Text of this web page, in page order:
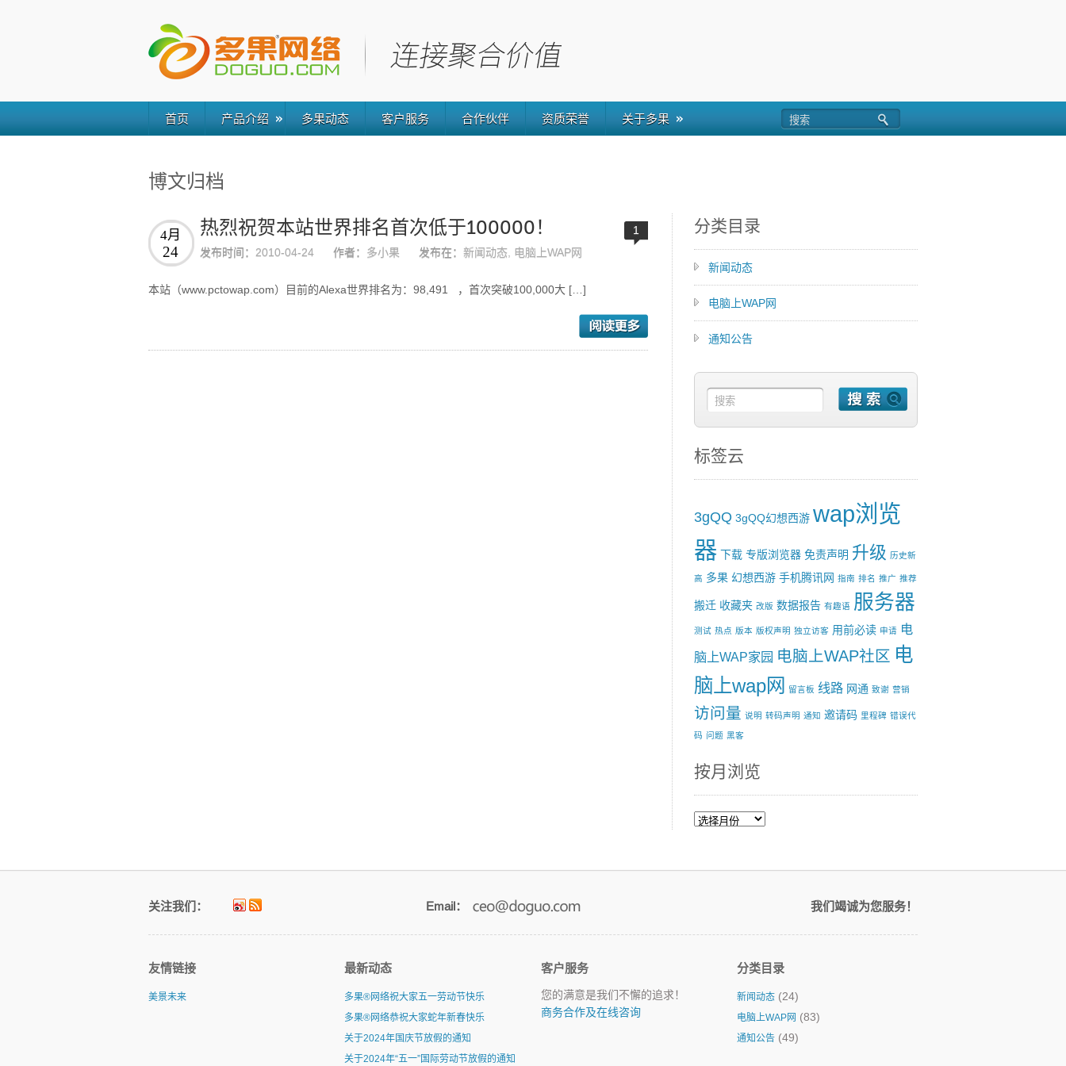
首页 产品介绍 多果动态 客户服务 合作伙伴 资质荣誉 关于多果
博文归档
热烈祝贺本站世界排名首次低于100000！
4月
24 发布时间： 2010-04-24 作者： 多小果 发布在： 新闻动态 电脑上WAP网
1
本站（www.pctowap.com）目前的Alexa世界排名为：98,491 ，首次突破100,000大 […]
分类目录
新闻动态
电脑上WAP网
通知公告
标签云
3gQQ 3gQQ幻想西游 wap浏览
器 下载 专版浏览器 免责声明 升级 历史新
高 多果 幻想西游 手机腾讯网 指南 排名 推广 推荐
搬迁 收藏夹 改版 数据报告 有趣语 服务器
测试 热点 版本 版权声明 独立访客 用前必读 申请 电
脑上WAP家园 电脑上WAP社区 电
脑上wap网
留言板 线路 网通 致谢 营销
访问量 说明 转码声明 通知 邀请码 里程碑 错误代
码 问题 黑客
按月浏览
按
览
关注我们： Email： 我们竭诚为您服务！
友情链接
美景未来
最新动态
多果®网络祝大家五一劳动节快乐
多果®网络恭祝大家蛇年新春快乐
关于2024年国庆节放假的通知
关于2024年“五一”国际劳动节放假的通知
客户服务
您的满意是我们不懈的追求！
商务合作及在线咨询
分类目录
新闻动态(24)
电脑上WAP网 (83)
通知公告(49)